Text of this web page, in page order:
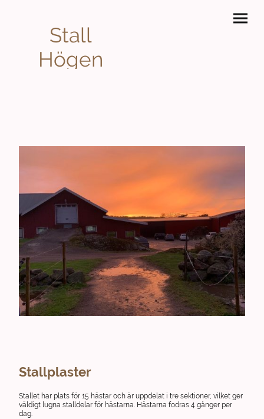
Stall
Högen
Stallplaster
Stallet har plats för 15 hästar och är uppdelat i tre sektioner, vilket ger
väldigt lugna stalldelar för hästarna. Hästarna fodras 4 gånger per
dag.